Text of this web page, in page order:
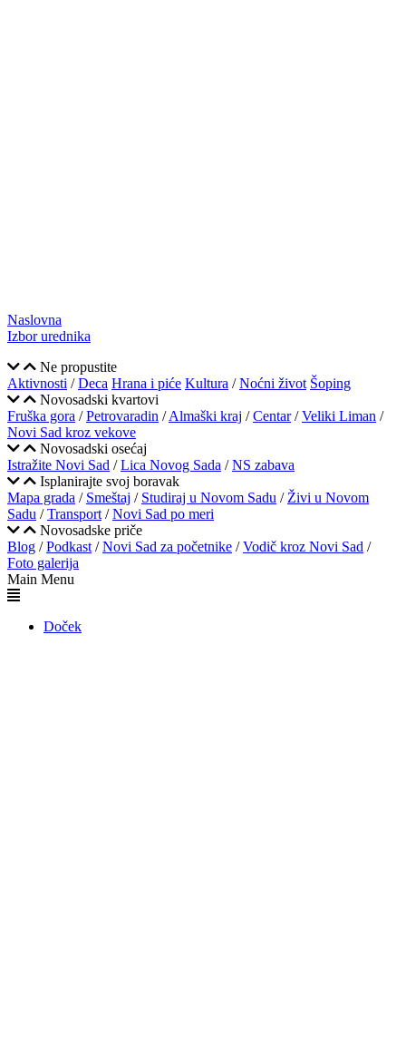
Naslovna
Izbor urednika
Ne propustite
Aktivnosti /Deca Hrana i piće Kultura /Noćni život Šoping
Novosadski kvartovi
Fruška gora /Petrovaradin /Almaški kraj /Centar/Veliki Liman /
Novi Sad kroz vekove
Novosadski osećaj
Istražite Novi Sad /Lica Novog Sada /NS zabava
Isplanirajte svoj boravak
Mapa grada / Smeštaj / Studiraj u Novom Sadu / Živi u Novom
Sadu /Transport /Novi Sad po meri
Novosadske priče
Blog /Podkast /Novi Sad za početnike /Vodič kroz Novi Sad /
Foto galerija
Main Menu
Doček